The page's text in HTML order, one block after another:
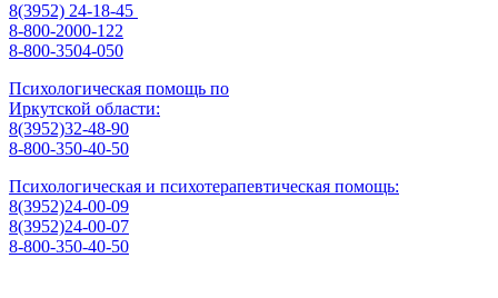
8(3952) 24-18-45
8-800-2000-122
8-800-3504-050
Психологическая помощь по
Иркутской области:
8(3952)32-48-90
8-800-350-40-50
Психологическая и психотерапевтическая помощь:
8(3952)24-00-09
8(3952)24-00-07
8-800-350-40-50